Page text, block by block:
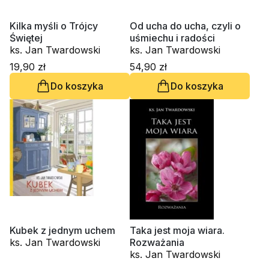
Kilka myśli o Trójcy
Świętej
ks. Jan Twardowski
19,90 zł
Do koszyka
Od ucha do ucha, czyli o
uśmiechu i radości
ks. Jan Twardowski
54,90 zł
Do koszyka
Kubek z jednym uchem
ks. Jan Twardowski
Taka jest moja wiara.
Rozważania
ks. Jan Twardowski